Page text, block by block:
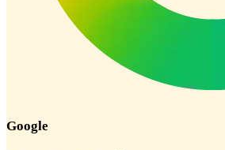
Google